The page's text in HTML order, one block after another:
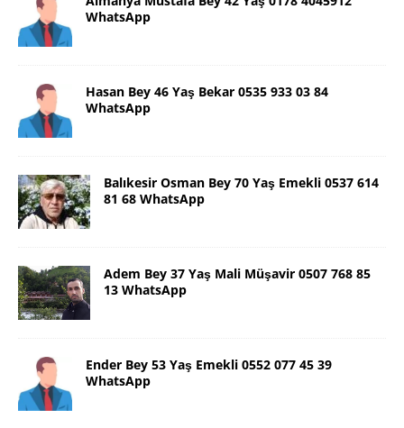
WhatsApp
Hasan Bey 46 Yaş Bekar 0535 933 03 84
WhatsApp
Balıkesir Osman Bey 70 Yaş Emekli 0537 614
81 68 WhatsApp
Adem Bey 37 Yaş Mali Müşavir 0507 768 85
13 WhatsApp
Ender Bey 53 Yaş Emekli 0552 077 45 39
WhatsApp